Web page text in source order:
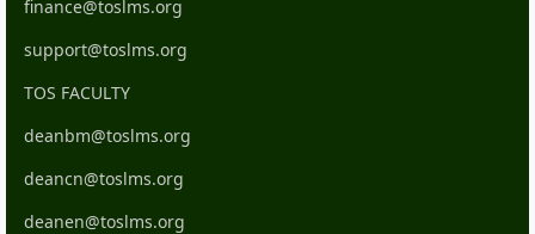
finance@toslms.org
support@toslms.org
TOS FACULTY
deanbm@toslms.org
deancn@toslms.org
deanen@toslms.org